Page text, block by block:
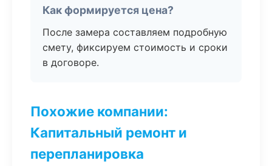
Как формируется цена?
После замера составляем подробную
смету, фиксируем стоимость и сроки
в договоре.
Похожие компании:
Капитальный ремонт и
перепланировка